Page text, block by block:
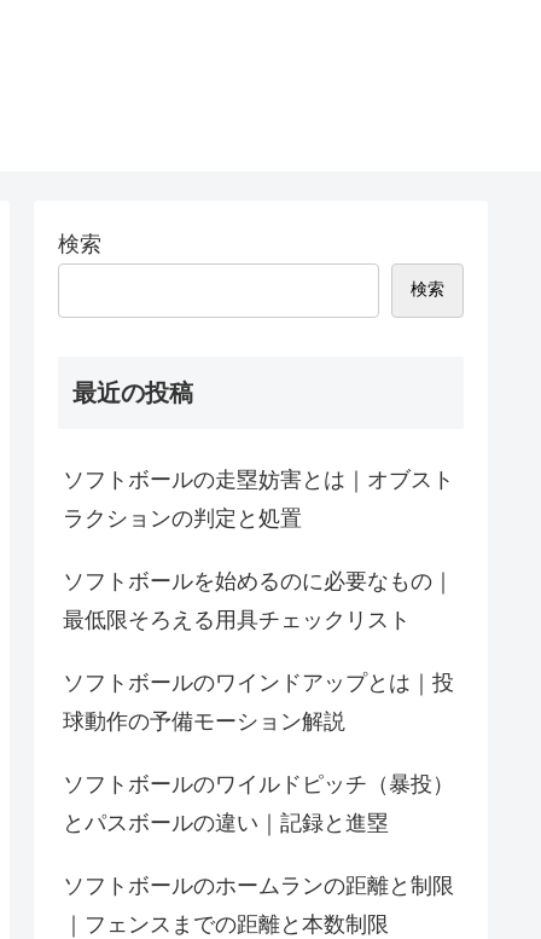
検索
検索
最近の投稿
ソフトボールの走塁妨害とは｜オブスト
ラクションの判定と処置
ソフトボールを始めるのに必要なもの｜
最低限そろえる用具チェックリスト
ソフトボールのワインドアップとは｜投
球動作の予備モーション解説
ソフトボールのワイルドピッチ（暴投）
とパスボールの違い｜記録と進塁
ソフトボールのホームランの距離と制限
｜フェンスまでの距離と本数制限